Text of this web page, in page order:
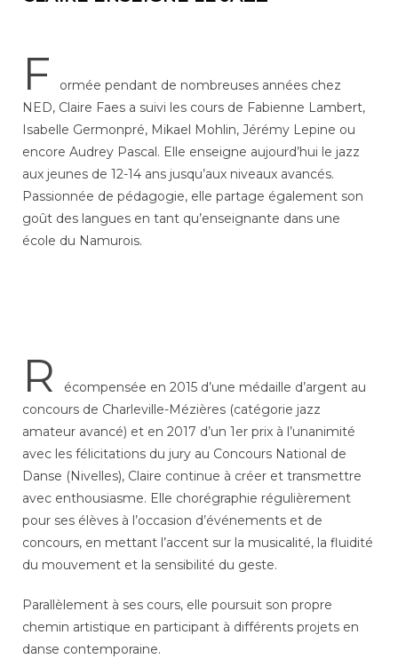
F
ormée pendant de nombreuses années chez
NED, Claire Faes a suivi les cours de Fabienne Lambert,
Isabelle Germonpré, Mikael Mohlin, Jérémy Lepine ou
encore Audrey Pascal. Elle enseigne aujourd’hui le jazz
aux jeunes de 12-14 ans jusqu’aux niveaux avancés.
Passionnée de pédagogie, elle partage également son
goût des langues en tant qu’enseignante dans une
école du Namurois.
R
écompensée en 2015 d’une médaille d’argent au
concours de Charleville-Mézières (catégorie jazz
amateur avancé) et en 2017 d’un 1er prix à l’unanimité
avec les félicitations du jury au Concours National de
Danse (Nivelles), Claire continue à créer et transmettre
avec enthousiasme. Elle chorégraphie régulièrement
pour ses élèves à l’occasion d’événements et de
concours, en mettant l’accent sur la musicalité, la fluidité
du mouvement et la sensibilité du geste.
Parallèlement à ses cours, elle poursuit son propre
chemin artistique en participant à différents projets en
danse contemporaine.